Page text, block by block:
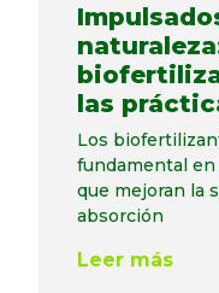
las
Los
fundamental en
que mejoran la
absorción
Leer más